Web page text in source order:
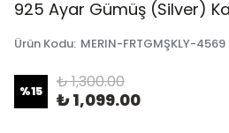
925 Ayar Gümüş (Silver)
Ürün Kodu: MERIN-FRTGMŞKLY-4569
%15 ₺ 1,300.00
₺ 1,099.00